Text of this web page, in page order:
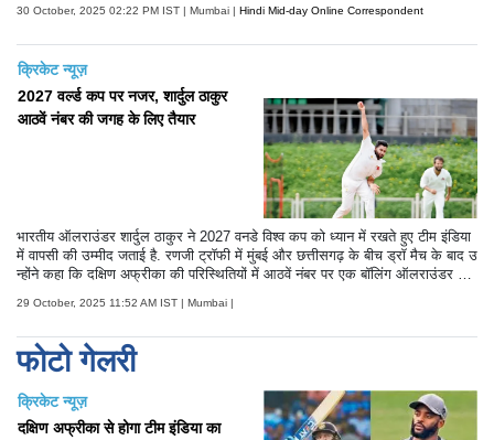
30 October, 2025 02:22 PM IST | Mumbai | Hindi Mid-day Online Correspondent
क्रिकेट न्यूज़
2027 वर्ल्ड कप पर नजर, शार्दुल ठाकुर
आठवें नंबर की जगह के लिए तैयार
भारतीय ऑलराउंडर शार्दुल ठाकुर ने 2027 वनडे विश्व कप को ध्यान में रखते हुए टीम इंडिया
में वापसी की उम्मीद जताई है. रणजी ट्रॉफी में मुंबई और छत्तीसगढ़ के बीच ड्रॉ मैच के बाद उ
न्होंने कहा कि दक्षिण अफ्रीका की परिस्थितियों में आठवें नंबर पर एक बॉलिंग ऑलराउंडर की
29 October, 2025 11:52 AM IST | Mumbai |
फोटो गेलरी
क्रिकेट न्यूज़
दक्षिण अफ्रीका से होगा टीम इंडिया का